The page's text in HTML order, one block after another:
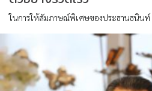
ในการให้สัมภาษณ์พิเศษของประธานธนิน